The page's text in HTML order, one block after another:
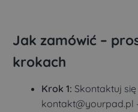
Jak zamówić –
krokach
Krok 1: Skontaktuj
kontakt@yourpad.pl